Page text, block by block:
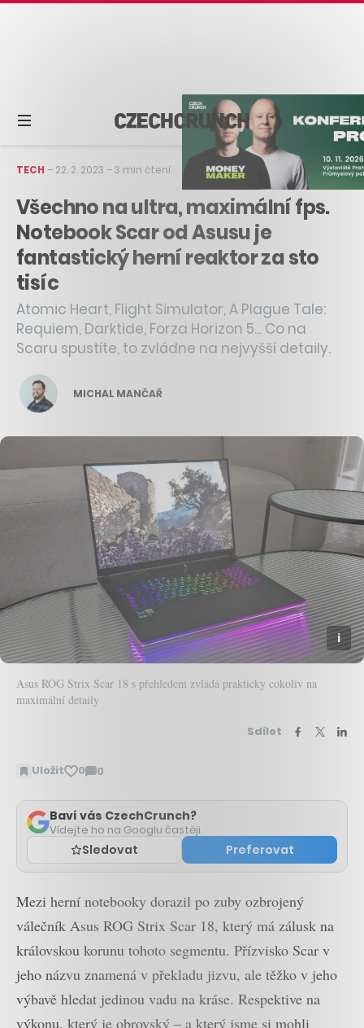
TECH – 22. 2. 2023 –3 min čtení
Všechno na ultra, maximální fps.
Notebook Scar od Asusu je
fantastický herní reaktor za sto
tisíc
Atomic Heart, Flight Simulator, A Plague Tale:
Requiem, Darktide, Forza Horizon 5... Co na
Scaru spustíte, to zvládne na nejvyšší detaily.
MICHAL MANČAŘ
Asus ROG Strix Scar 18 s přehledem zvládá prakticky cokoliv na
maximální detaily
Sdílet
Uložit 0 0
Zobrazit
Baví vás CzechCrunch?
Vídejte ho na Googlu častěji.
Sledovat Preferovat
Mezi herní notebooky dorazil po zuby ozbrojený
válečník Asus ROG Strix Scar 18, který má zálusk na
královskou korunu tohoto segmentu. Přízvisko Scar v
jeho názvu znamená v překladu jizvu, ale těžko v jeho
výbavě hledat jedinou vadu na kráse. Respektive na
výkonu, který je obrovský – a který jsme si mohli